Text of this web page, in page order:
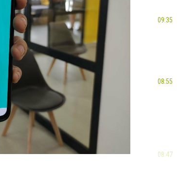
09:35
08:55
08:47